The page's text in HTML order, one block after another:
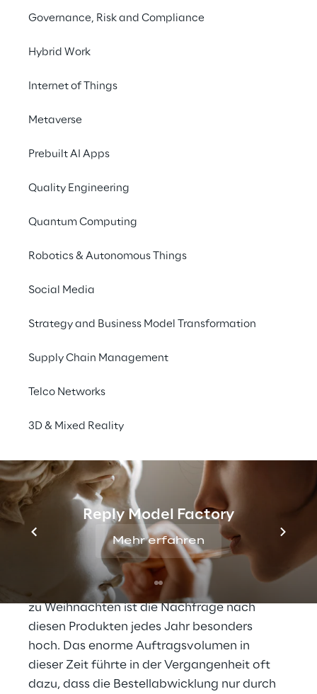
Governance, Risk and Compliance
Hybrid Work
Internet of Things
Metaverse
Prebuilt AI Apps
Quality Engineering
Quantum Computing
Robotics & Autonomous Things
Social Media
Strategy and Business Model Transformation
Supply Chain Management
Telco Networks
3D & Mixed Reality
Reply Model Factory
Mehr erfahren
automatisieren, um die
Bearbeitungszeit zu
verkürzen und die
repetitiven Aufgaben zu
entlasten? Für Haba
Automation-Lösung von
Leavise Reply ein
Backlog bei der
vermeiden
Die Haba Familygroup ist ein deutscher
Spielwarenhersteller, dessen Produktpalette
Holz- und Textilspielwaren, Brett- und
Kartenspiele, Puzzles, Bücher, Möbel und
Kinderzimmer-Accessoires umfasst. Gerade
zu Weihnachten ist die Nachfrage nach
diesen Produkten jedes Jahr besonders
hoch. Das enorme Auftragsvolumen in
dieser Zeit führte in der Vergangenheit oft
dazu, dass die Bestellabwicklung nur durch